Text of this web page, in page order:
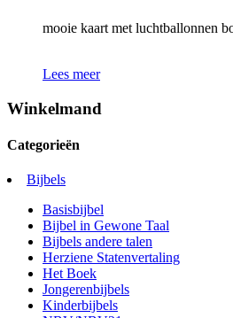
mooie kaart met luchtballonnen
Lees meer
Winkelmand
Categorieën
Bijbels
Basisbijbel
Bijbel in Gewone Taal
Bijbels andere talen
Herziene Statenvertaling
Het Boek
Jongerenbijbels
Kinderbijbels